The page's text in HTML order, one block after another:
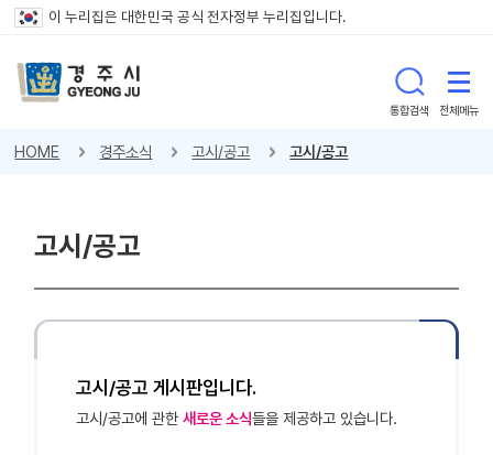
이 누리집은 대한민국 공식 전자정부 누리집입니다.
통합검색 전체메뉴
HOME 경주소식 고시/공고 고시/공고
고시/공고
고시/공고 게시판입니다.
고시/공고에 관한새로운 소식들을 제공하고 있습니다.